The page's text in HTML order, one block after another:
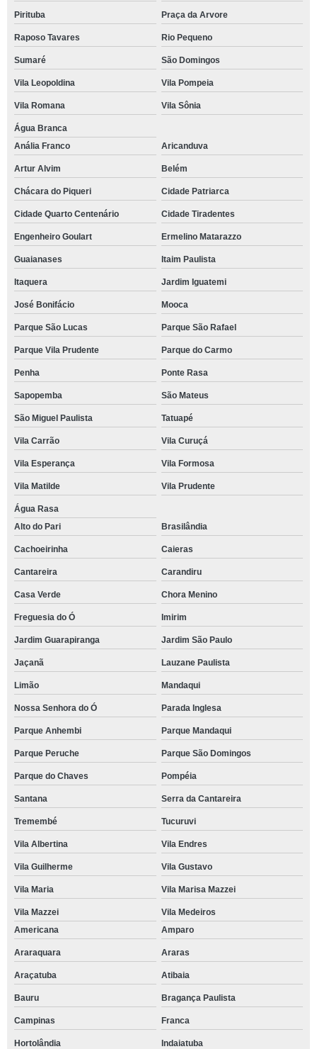
Pirituba Praça da Arvore
Raposo Tavares Rio Pequeno
Sumaré São Domingos
Vila Leopoldina Vila Pompeia
Vila Romana Vila Sônia
Água Branca
Anália Franco
Aricanduva
Artur Alvim Belém
Chácara do Piqueri Cidade Patriarca
Cidade Quarto Centenário Cidade Tiradentes
Engenheiro Goulart Ermelino Matarazzo
Guaianases Itaim Paulista
Itaquera Jardim Iguatemi
José Bonifácio Mooca
Parque São Lucas Parque São Rafael
Parque Vila Prudente Parque do Carmo
Penha Ponte Rasa
Sapopemba São Mateus
São Miguel Paulista Tatuapé
Vila Carrão Vila Curuçá
Vila Esperança Vila Formosa
Vila Matilde Vila Prudente
Água Rasa
Alto do Pari
Brasilândia
Cachoeirinha Caieras
Cantareira Carandiru
Casa Verde Chora Menino
Freguesia do Ó Imirim
Jardim Guarapiranga Jardim São Paulo
Jaçanã Lauzane Paulista
Limão Mandaqui
Nossa Senhora do Ó Parada Inglesa
Parque Anhembi Parque Mandaqui
Parque Peruche Parque São Domingos
Parque do Chaves Pompéia
Santana Serra da Cantareira
Tremembé Tucuruvi
Vila Albertina Vila Endres
Vila Guilherme Vila Gustavo
Vila Maria Vila Marisa Mazzei
Vila Mazzei
Vila Medeiros
Americana
Amparo
Araraquara Araras
Araçatuba Atibaia
Bauru Bragança Paulista
Campinas Franca
Hortolândia Indaiatuba